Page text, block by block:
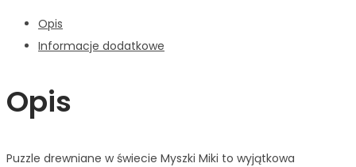
Opis
Informacje dodatkowe
Opis
Puzzle drewniane w świecie Myszki Miki to wyjątkowa